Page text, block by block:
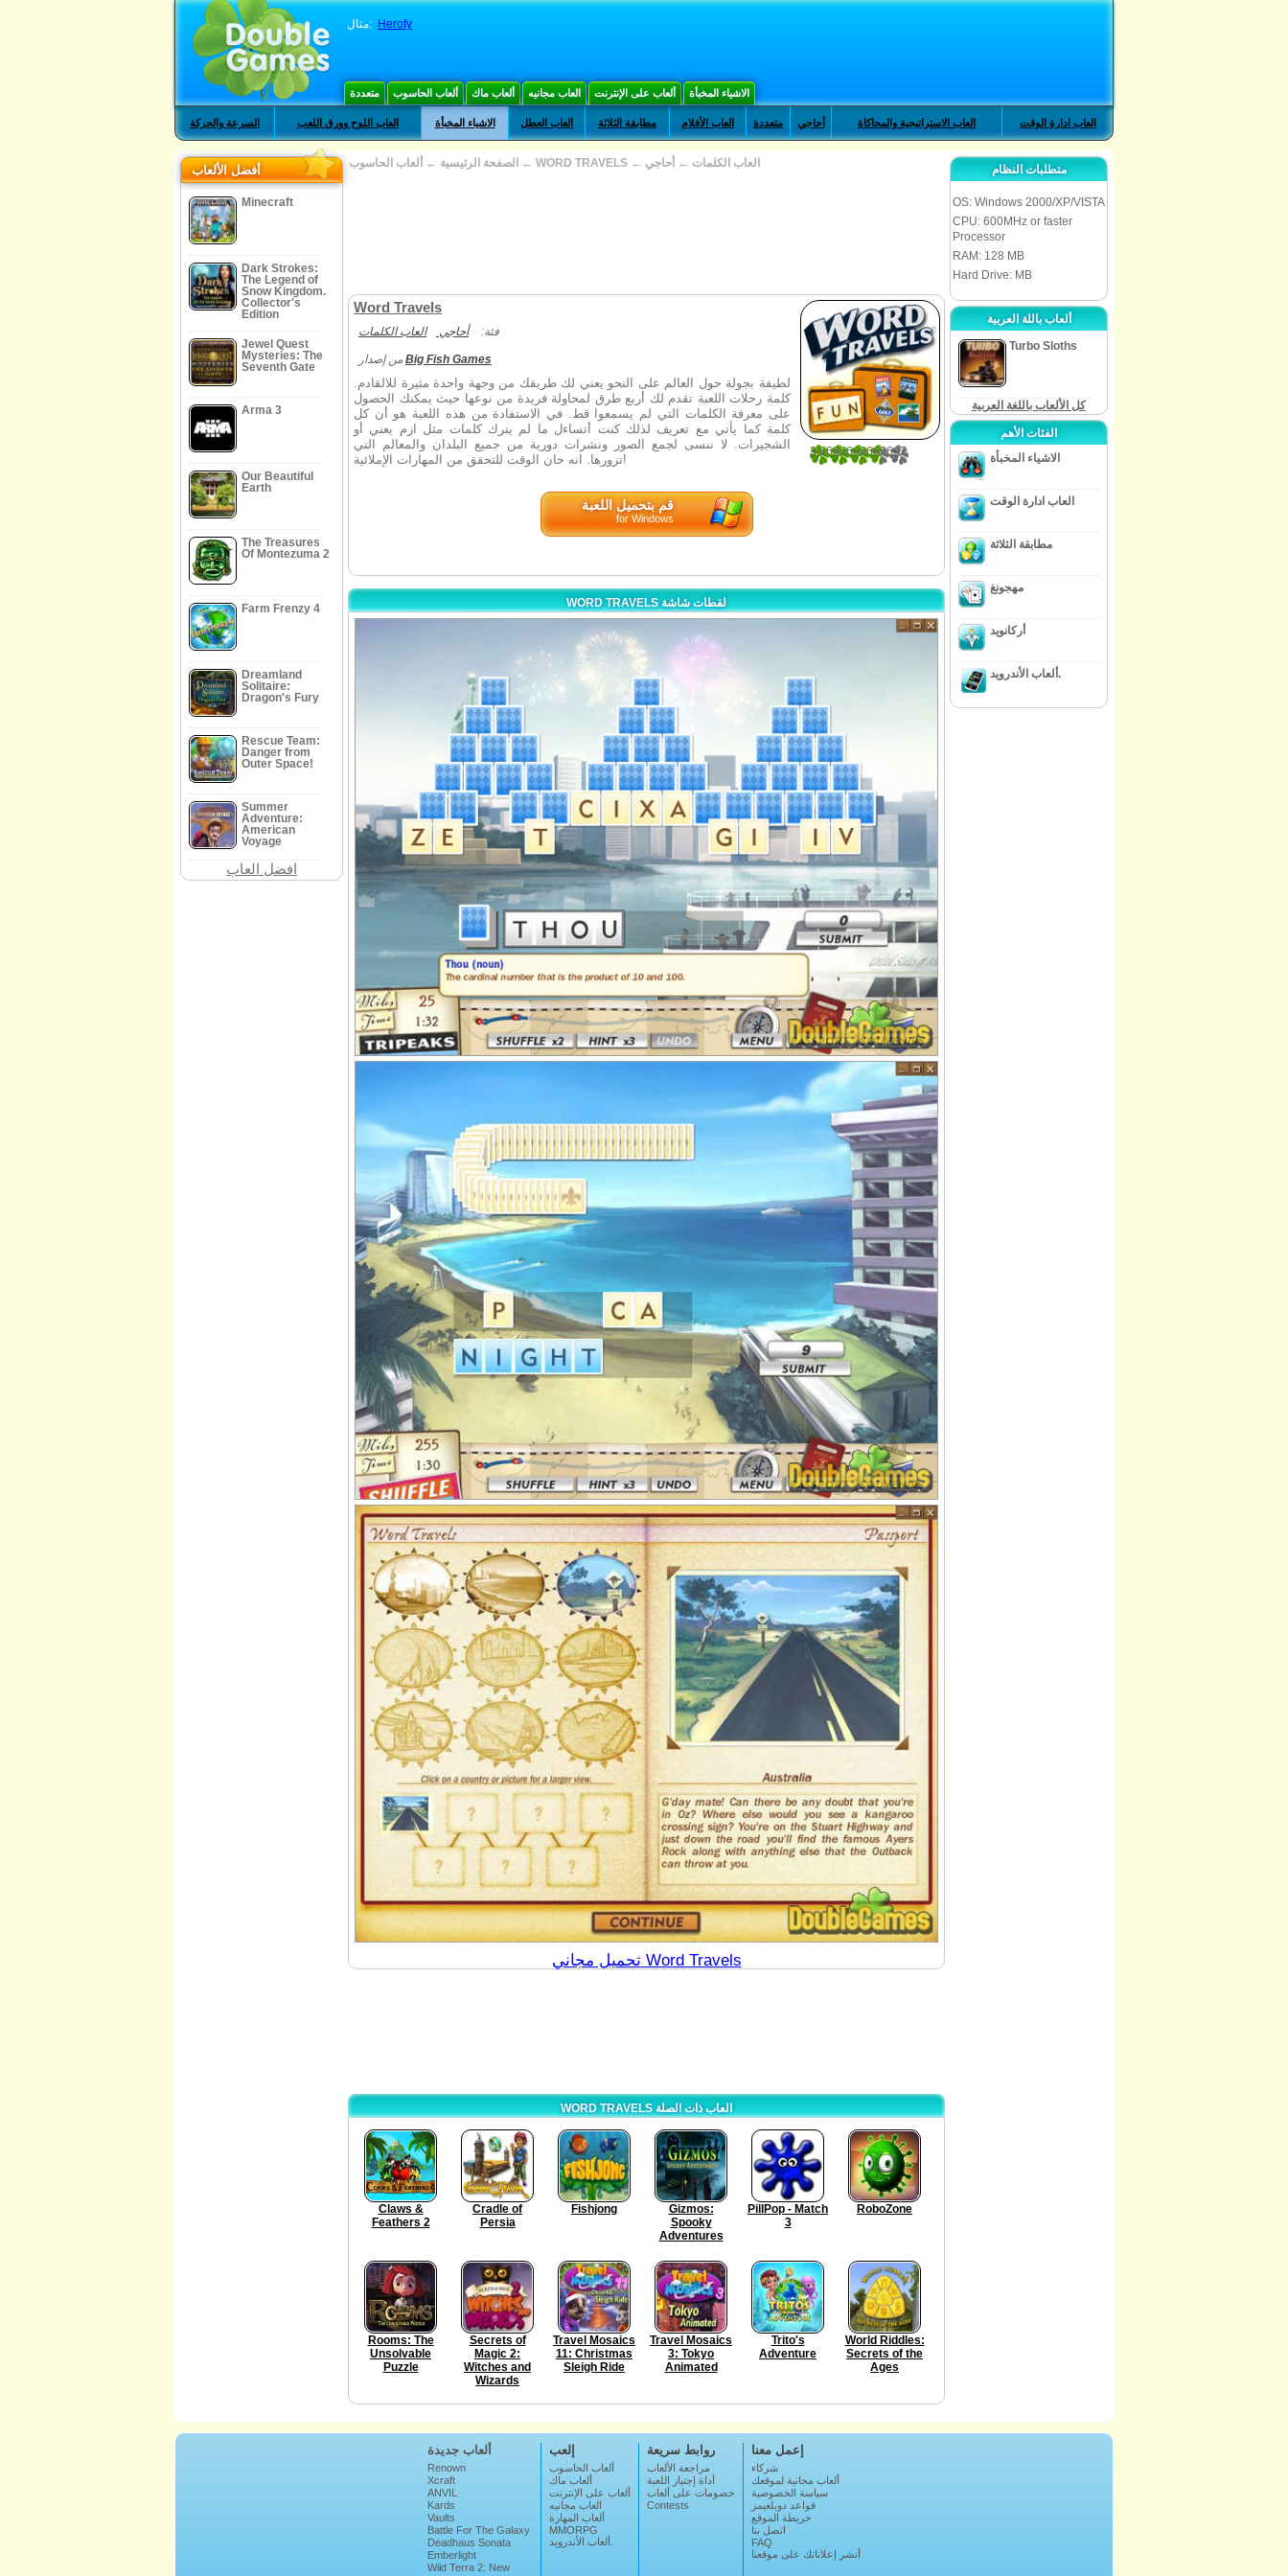
مثال: Herofy
متعددة ألعاب الحاسوب ألعاب ماك العاب مجانيه ألعاب على الإنترنت الاشياء المخبأة
السرعة والحركة العاب اللوح وورق اللعب الاشياء المخبأة العاب العطل مطابقة الثلاثة العاب الأفلام متعددة أحاجي العاب الاستراتيجية والمحاكاة العاب ادارة الوقت
أفضل الألعاب
Minecraft
Dark Strokes:
The Legend of
Snow Kingdom.
Collector's
Edition
Jewel Quest
Mysteries: The
Seventh Gate
Arma 3
Our Beautiful
Earth
The Treasures
Of Montezuma 2
Farm Frenzy 4
Dreamland
Solitaire:
Dragon's Fury
Rescue Team:
Danger from
Outer Space!
Summer
Adventure:
American
Voyage
افضل العاب
الصفحة الرئيسية ← ألعاب الحاسوب ← WORD TRAVELS ← العاب الكلمات ← أحاجي
3.6666666666667
Word Travels
فئة: أحاجي العاب الكلمات
Big Fish Games
لطيفة بجولة حول العالم على النحو يعني لك طريقك من وجهة واحدة مثيرة للالقادم.
كلمة رحلات اللعبة تقدم لك أربع طرق لمحاولة فريدة من نوعها حيث يمكنك الحصول
على معرفة الكلمات التي لم يسمعوا قط. في الاستفادة من هذه اللعبة هو أن كل
كلمة كما يأتي مع تعريف لذلك كنت أتساءل ما لم يترك كلمات مثل ازم يعني أو
الشجيرات. لا ننسى لجمع الصور ونشرات دورية من جميع البلدان والمعالم التي
تزورها. انه حان الوقت للتحقق من المهارات الإملائية!
قم بتحميل اللعبة
for Windows
WORD TRAVELS لقطات شاشة
تحميل مجاني Word Travels
WORD TRAVELS العاب ذات الصلة
Claws &
Feathers 2
Cradle of
Persia
Fishjong
Gizmos:
Spooky
Adventures
PillPop - Match
3
RoboZone
Rooms: The
Unsolvable
Puzzle
Secrets of
Magic 2:
Witches and
Wizards
Travel Mosaics
11: Christmas
Sleigh Ride
Travel Mosaics
3: Tokyo
Animated
Trito's
Adventure
World Riddles:
Secrets of the
Ages
متطلبات النظام
OS: Windows 2000/XP/VISTA
CPU: 600MHz or faster
Processor
RAM: 128 MB
Hard Drive: MB
ألعاب باللة العربية
Turbo Sloths
كل الألعاب باللغة العربية
الفئات الأهم
الاشياء المخبأة
العاب ادارة الوقت
مطابقة الثلاثة
مهجونغ
أركانويد
ألعاب الأندرويد.
ألعاب جديدة
Renown
Xcraft
ANVIL
Kards
Vaults
Battle For The Galaxy
Deadhaus Sonata
Emberlight
Wild Terra 2: New
إلعب
ألعاب الحاسوب
ألعاب ماك
ألعاب على الإنترنت
العاب مجانيه
ألعاب المهارة
MMORPG
روابط سريعة
مراجعة الألعاب
أداة إجتياز اللعبة
خصومات على ألعاب
Contests
إعمل معنا
شركاء
ألعاب مجانية لموقعك
سياسة الخصوصية
قواعد دوبلغيمز
خريطة الموقع
اتصل بنا
FAQ
أنشر إعلاناتك على موقعنا